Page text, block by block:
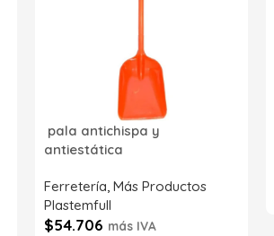
pala antichispa y
antiestática
Ferretería,Más Productos
Plastemfull
$54.706 más IVA